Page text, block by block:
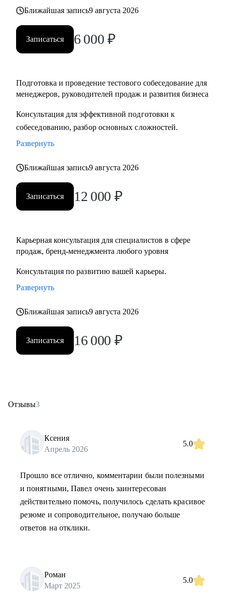
Ближайшая запись9 августа 2026
Записаться 6 000 ₽
Подготовка и проведение тестового собеседование для
менеджеров, руководителей продаж и развития бизнеса
Консультация для эффективной подготовки к
собеседованию, разбор основных сложностей.
Развернуть
Ближайшая запись9 августа 2026
Записаться 12 000 ₽
Карьерная консультация для специалистов в сфере
продаж, бренд-менеджмента любого уровня
Консультация по развитию вашей карьеры.
Развернуть
Ближайшая запись9 августа 2026
Записаться 16 000 ₽
Отзывы3
Ксения
Апрель 2026
5.0
Прошло все отлично, комментарии были полезными
и понятными, Павел очень заинтересован
действительно помочь, получилось сделать красивое
резюме и сопроводительное, получаю больше
ответов на отклики.
Роман
Март 2025
5.0